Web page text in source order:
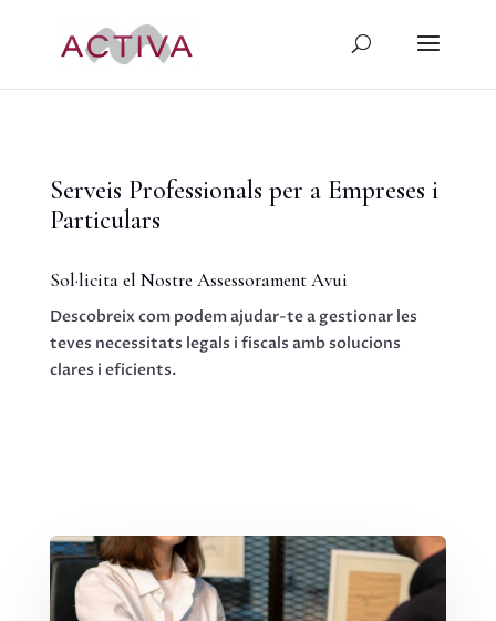
Serveis Professionals per a Empreses i
Particulars
Sol·licita el Nostre Assessorament Avui
Descobreix com podem ajudar-te a gestionar les
teves necessitats legals i fiscals amb solucions
clares i eficients.